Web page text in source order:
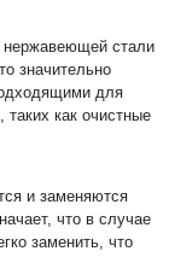
нержавеющей стали
значительно
для
как очистные
и заменяются
что в случае
заменить, что